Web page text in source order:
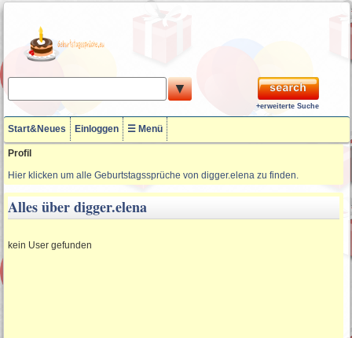
▼
+erweiterte Suche
Start&Neues Einloggen ☰ Menü
Profil
Hier klicken um alle Geburtstagssprüche von digger.elena zu finden.
Alles über digger.elena
kein User gefunden